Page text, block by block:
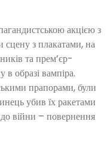
акцією з
з плакатами, на
та прем’єр-
в образі вампіра.
прапорами, були
убив їх ракетами
війни – повернення